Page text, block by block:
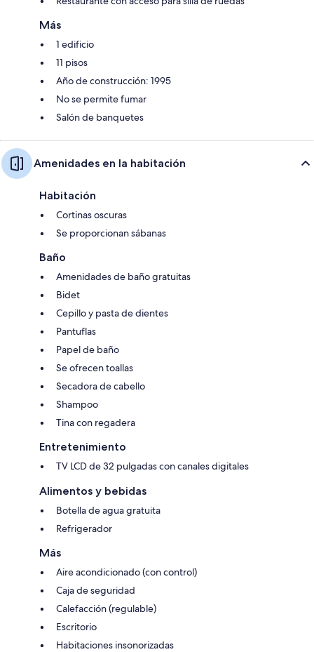
Más
1 edificio
11 pisos
Año de construcción: 1995
No se permite fumar
Salón de banquetes
Amenidades en la habitación
Habitación
Cortinas oscuras
Se proporcionan sábanas
Baño
Amenidades de baño gratuitas
Bidet
Cepillo y pasta de dientes
Pantuflas
Papel de baño
Se ofrecen toallas
Secadora de cabello
Shampoo
Tina con regadera
Entretenimiento
TV LCD de 32 pulgadas con canales digitales
Alimentos y bebidas
Botella de agua gratuita
Refrigerador
Más
Aire acondicionado (con control)
Caja de seguridad
Calefacción (regulable)
Escritorio
Habitaciones insonorizadas